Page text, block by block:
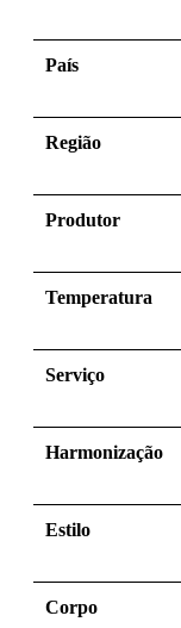
País
Região
Produtor
Temperatura
Serviço
Harmonização
Estilo
Corpo